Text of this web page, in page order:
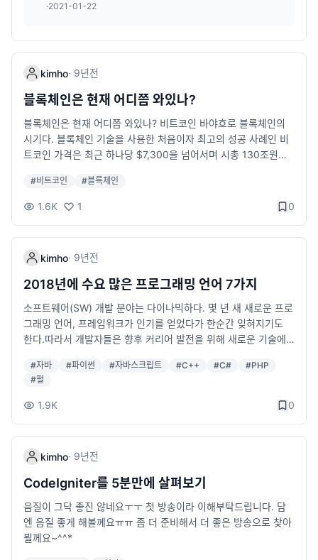
·2021-01-22
kimho· 9년전
블록체인은 현재 어디쯤 와있나?
블록체인은 현재 어디쯤 와있나? 비트코인 바야흐로 블록체인의
시기다. 블록체인 기술을 사용한 처음이자 최고의 성공 사례인 비
트코인 가격은 최근 하나당 $7,300을 넘어서며 시총 130조원을
개당 $240 선을 유지하고 있었다는 점이다.) 비트코인은 중앙은
행 같은 화폐 발행주체나 시중은행 같은 신뢰 중개자 없이도 가…
#비트코인 #블록체인
1.6K 1 0
kimho· 9년전
2018년에 수요 많은 프로그래밍 언어 7가지
소프트웨어(SW) 개발 분야는 다이나믹하다. 몇 년 새 새로운 프로
그래밍 언어, 프레임워크가 인기를 얻었다가 한순간 잊혀지기도
한다.​따라서 개발자들은 향후 커리어 발전을 위해 새로운 기술에
에 관심을 가져야 할까.​기업들이 연말연초 어떤 개발자를 채용하
고 싶어하는........
#자바 #파이썬 #자바스크립트 #C++ #C# #PHP
#펄
1.9K 0
kimho· 9년전
CodeIgniter를 5분만에 살펴보기
음질이 그닥 좋진 않네요ㅜㅜ 첫 방송이라 이해부탁드립니다. 담
엔 음질 좋게 해볼께요ㅠㅠ 좀 더 준비해서 더 좋은 방송으로 찾아
뵐께요~^^*